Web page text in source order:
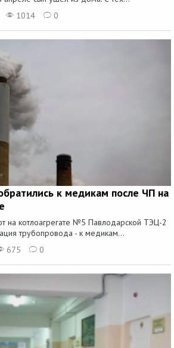
1014 0
к медикам после ЧП на
на котлоагрегате №5 Павлодарской ТЭЦ-2
трубопровода - к медикам...
675 0